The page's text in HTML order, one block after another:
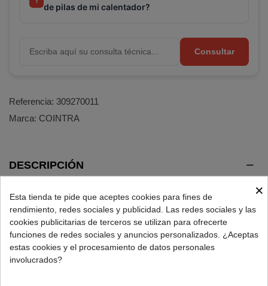
de pilas de mi calentador?
Consultar
Referencia: 309270011
Marca: COINTRA
DESCRIPCIÓN
Repuesto porta baterías para calentadores de agua
Cointra o Ferroli.
Códigos originales:398C0610,398C0770y398C3910.
Recambio caja baterías calentador compatible
×
Esta tienda te pide que aceptes cookies para fines de
rendimiento, redes sociales y publicidad. Las redes sociales y las
cookies publicitarias de terceros se utilizan para ofrecerte
funciones de redes sociales y anuncios personalizados. ¿Aceptas
estas cookies y el procesamiento de datos personales
involucrados?